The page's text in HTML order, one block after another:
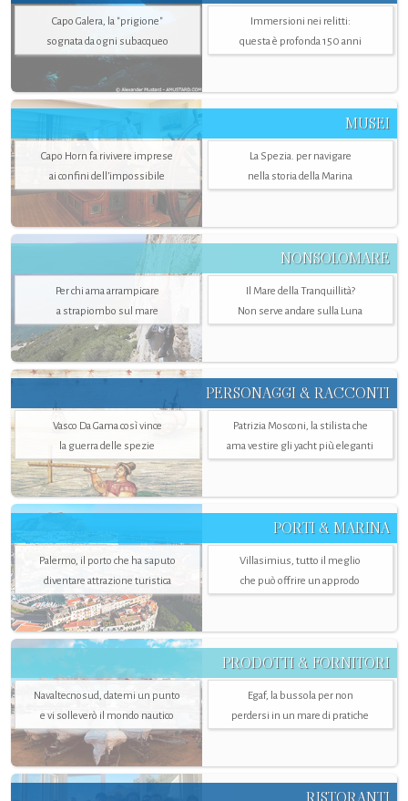
Capo Galera, la "prigione"
sognata da ogni subacqueo
Immersioni nei relitti:
questa è profonda 150 anni
MUSEI
Capo Horn fa rivivere imprese
ai confini dell’impossibile
La Spezia. per navigare
nella storia della Marina
NONSOLOMARE
Per chi ama arrampicare
a strapiombo sul mare
Il Mare della Tranquillità?
Non serve andare sulla Luna
PERSONAGGI & RACCONTI
Vasco Da Gama così vince
la guerra delle spezie
Patrizia Mosconi, la stilista che
ama vestire gli yacht più eleganti
PORTI & MARINA
Palermo, il porto che ha saputo
diventare attrazione turistica
Villasimius, tutto il meglio
che può offrire un approdo
PRODOTTI & FORNITORI
Navaltecnosud, datemi un punto
e vi solleverò il mondo nautico
Egaf, la bussola per non
perdersi in un mare di pratiche